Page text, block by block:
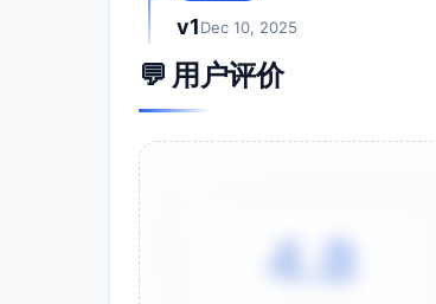
量化指标：
发布到消费端到端链路延
故障注入（网络抖动、单
v1Dec 10, 2025
💬 用户评价
4.8